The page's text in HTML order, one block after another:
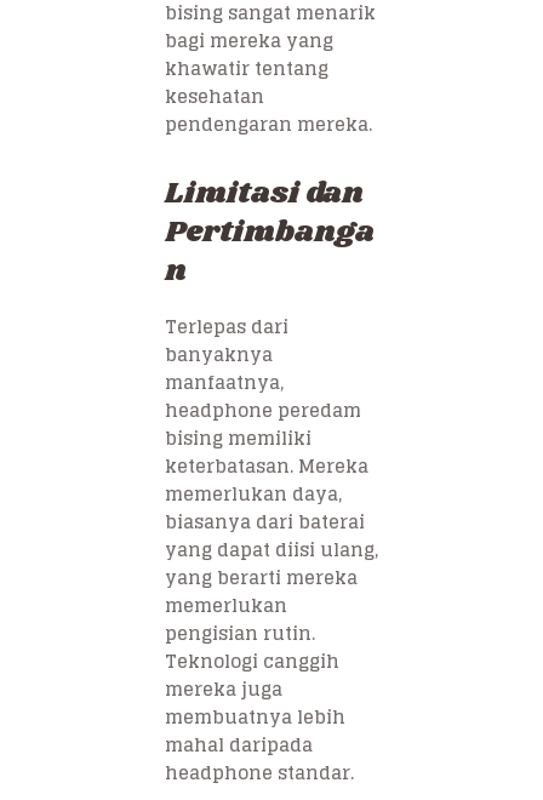
bising sangat menarik
bagi mereka yang
khawatir tentang
kesehatan
pendengaran mereka.
Limitasi dan
Pertimbanga
n
Terlepas dari
banyaknya
manfaatnya,
headphone peredam
bising memiliki
keterbatasan. Mereka
memerlukan daya,
biasanya dari baterai
yang dapat diisi ulang,
yang berarti mereka
memerlukan
pengisian rutin.
Teknologi canggih
mereka juga
membuatnya lebih
mahal daripada
headphone standar.